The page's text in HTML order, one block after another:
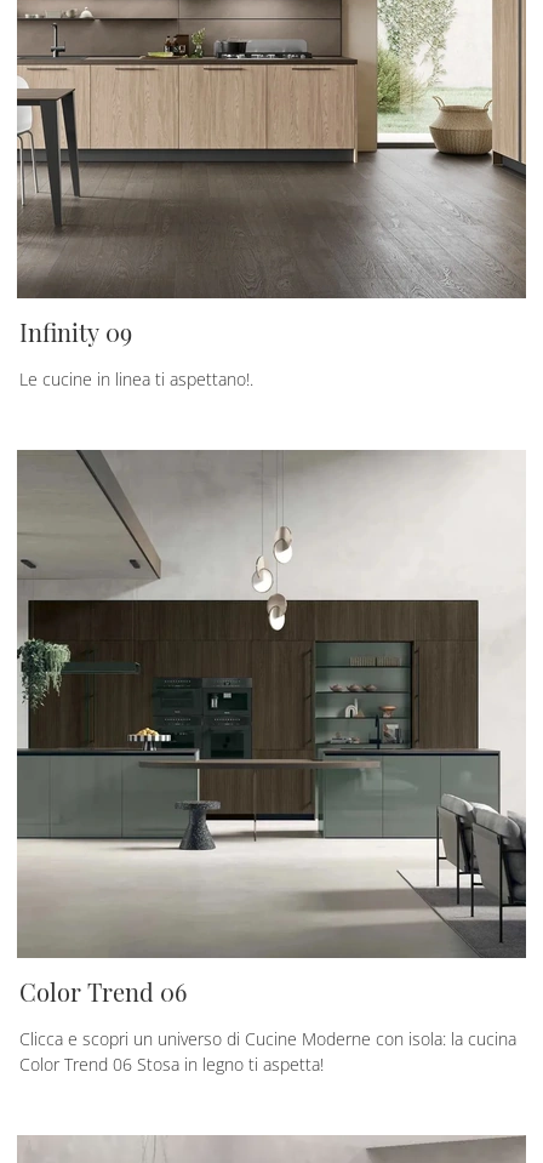
Infinity 09
Le cucine in linea ti aspettano!.
Color Trend 06
Clicca e scopri un universo di Cucine Moderne con isola: la cucina
Color Trend 06 Stosa in legno ti aspetta!